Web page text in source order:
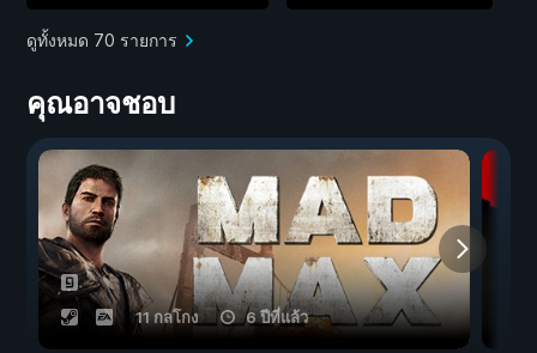
ดูทั้งหมด 70 รายการ
คุณอาจชอบ
11 กลโกง 6 ปีที่แล้ว